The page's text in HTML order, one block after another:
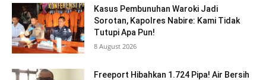
Kasus Pembunuhan Waroki Jadi
Sorotan, Kapolres Nabire: Kami Tidak
Tutupi Apa Pun!
8 August 2026
Freeport Hibahkan 1.724 Pipa! Air Bersih